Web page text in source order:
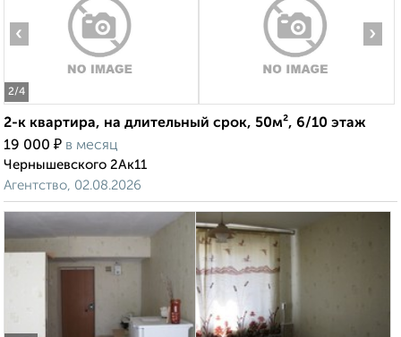
2/4
‹ ›
2-к квартира, на длительный срок, 50м², 6/10 этаж
19 000 ₽ в месяц
Чернышевского 2Ак11
Агентство, 02.08.2026